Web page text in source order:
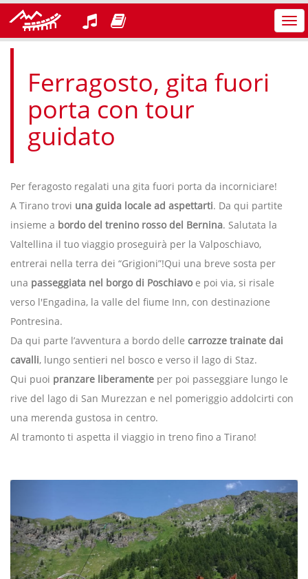
Ferragosto, gita fuori
porta con tour
guidato
Per feragosto regalati una gita fuori porta da incorniciare!
A Tirano trovi una guida locale ad aspettarti. Da qui partite
insieme a bordo del trenino rosso del Bernina. Salutata la
Valtellina il tuo viaggio proseguirà per la Valposchiavo,
entrerai nella terra dei “Grigioni”!Qui una breve sosta per
una passeggiata nel borgo di Poschiavoe poi via, si risale
verso l'Engadina, la valle del fiume Inn, con destinazione
Pontresina.
Da qui parte l’avventura a bordo delle carrozze trainate dai
cavalli, lungo sentieri nel bosco e verso il lago di Staz.
Qui puoi pranzare liberamente per poi passeggiare lungo le
rive del lago di San Murezzan e nel pomeriggio addolcirti con
una merenda gustosa in centro.
Al tramonto ti aspetta il viaggio in treno fino a Tirano!